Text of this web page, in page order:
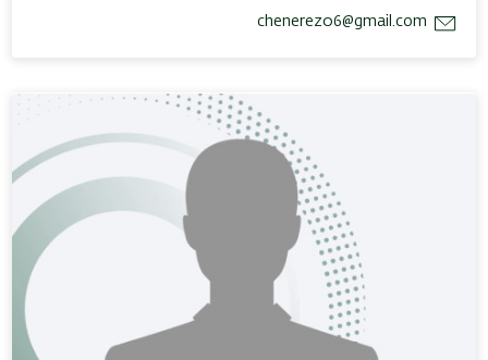
chenerez06@gmail.com